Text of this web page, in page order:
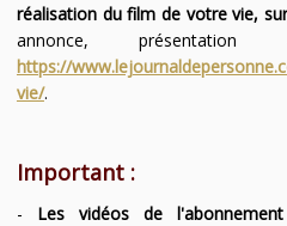
réalisation du film de votre vie,
annonce,
https://
vie/.
Important :
- Les vidéos de